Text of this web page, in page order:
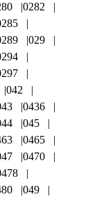
0282
029
042
0436
045
0465
0470
049